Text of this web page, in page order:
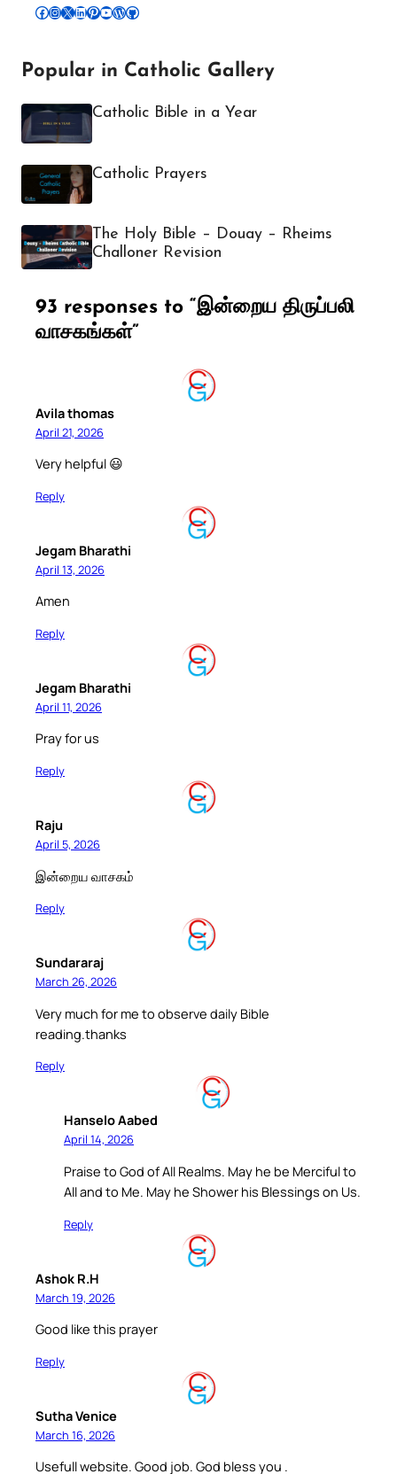
Follow Pradeep on Facebook Follow Pradeep on InstagramFollow Pradeep on X Follow Pradeep on LinkedIn Follow Pradeep on Pinterest Subscribe to Pradeep’s Youtube Channel Follow Pradeep on WordPress Follow Pradeep on GitHub
Popular in Catholic Gallery
Catholic Bible in a Year
Catholic Prayers
The Holy Bible – Douay – Rheims
Challoner Revision
93 responses to “இன்றைய திருப்பலி
வாசகங்கள்”
Avila thomas
April 21, 2026
Very helpful 😃
Reply
Jegam Bharathi
April 13, 2026
Amen
Reply
Jegam Bharathi
April 11, 2026
Pray for us
Reply
Raju
April 5, 2026
இன்றைய வாசகம்
Reply
Sundararaj
March 26, 2026
Very much for me to observe daily Bible
reading.thanks
Reply
Hanselo Aabed
April 14, 2026
Praise to God of All Realms. May he be Merciful to
All and to Me. May he Shower his Blessings on Us.
Reply
Ashok R.H
March 19, 2026
Good like this prayer
Reply
Sutha Venice
March 16, 2026
Usefull website. Good job. God bless you .